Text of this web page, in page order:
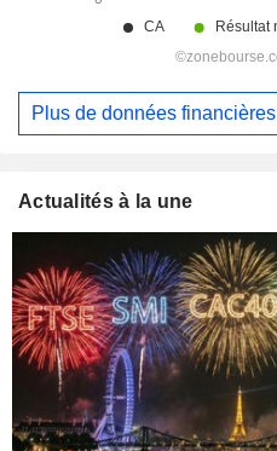
Plus de données financières
Actualités à la une